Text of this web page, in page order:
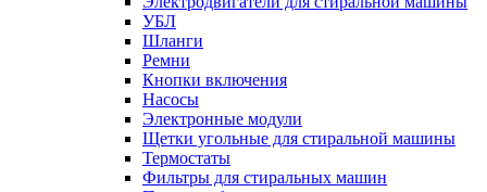
УБЛ
Шланги
Ремни
Кнопки включения
Насосы
Электронные модули
Щетки угольные для стиральной машины
Термостаты
Фильтры для стиральных машин